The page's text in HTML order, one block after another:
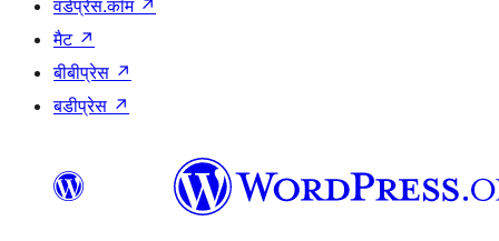
वर्डप्रेस.कॉम ↗
मैट ↗
बीबीप्रेस ↗
बडीप्रेस ↗